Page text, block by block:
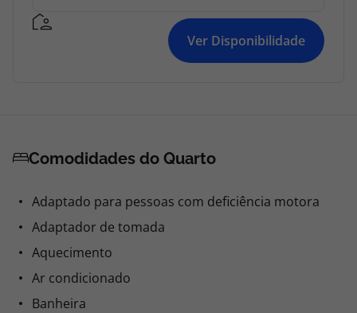
Ver Disponibilidade
Comodidades do Quarto
Adaptado para pessoas com deficiência motora
Adaptador de tomada
Aquecimento
Ar condicionado
Banheira